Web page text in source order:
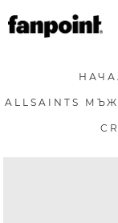
ALLSAINTS